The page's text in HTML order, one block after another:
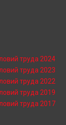
труда 2024
труда 2023
труда 2022
труда 2019
труда 2017